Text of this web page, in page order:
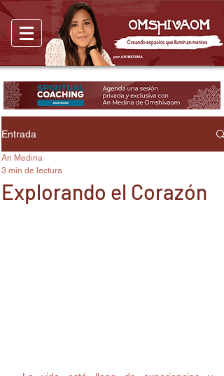
Entrada
Explorando el Corazón
An Medina
3 min de lectura